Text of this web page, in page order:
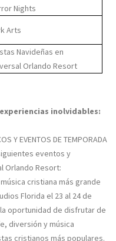
Nights
Arts
Navideñas en
Orlando Resort
inolvidables:
Y EVENTOS DE TEMPORADA
eventos y
Orlando Resort:
cristiana más grande
Florida el 23 al 24 de
oportunidad de disfrutar de
diversión y música
cristianos más populares.